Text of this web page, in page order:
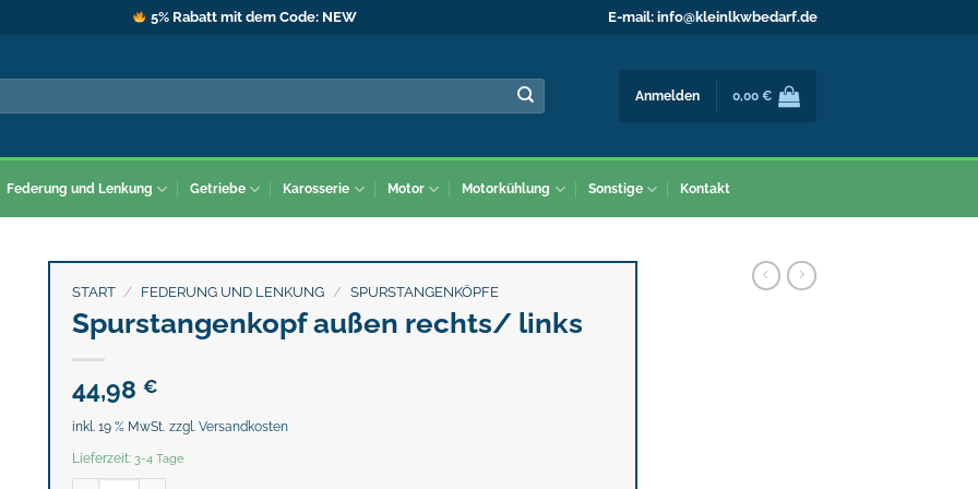
5% Rabatt mit dem Code: NEW E-mail:info@kleinlkwbedarf.de
Anmelden 0,00 €
Federung und Lenkung Getriebe Karosserie Motor Motorkühlung Sonstige Kontakt
START / FEDERUNG UND LENKUNG / SPURSTANGENKÖPFE
Spurstangenkopf außen rechts/ links
44,98 €
inkl. 19 % MwSt. zzgl. Versandkosten
Lieferzeit: 3-4 Tage